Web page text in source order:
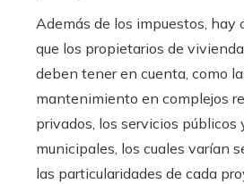
Además de los impuestos, hay
que los propietarios de
deben tener en cuenta, como
mantenimiento en complejos
privados, los servicios públicos
municipales, los cuales varían
las particularidades de cada